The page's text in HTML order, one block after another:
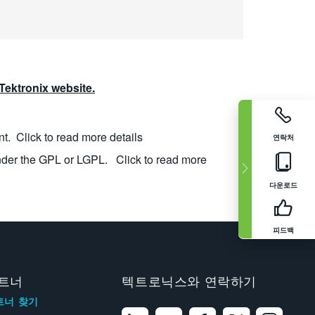
연락처
다운로드
피드백
website.
Click to read more details
the GPL or LGPL. Click to read more
너
너 찾기
텍트로닉스와 연락하기